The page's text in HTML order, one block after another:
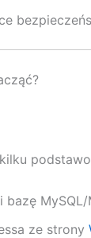
bazę MySQL/
ze strony